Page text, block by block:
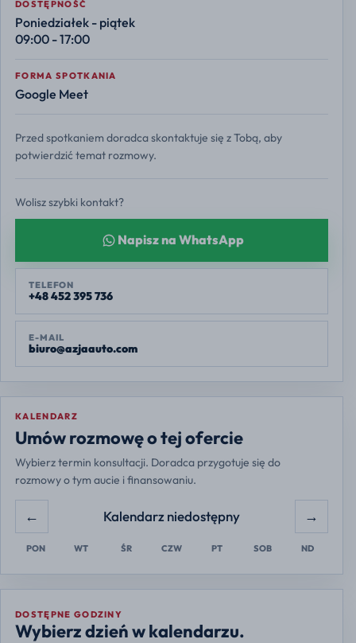
DOSTĘPNOŚĆ
Poniedziałek - piątek
09:00 - 17:00
FORMA SPOTKANIA
Google Meet
Przed spotkaniem doradca skontaktuje się z Tobą, aby
potwierdzić temat rozmowy.
Wolisz szybki kontakt?
Napisz na WhatsApp
TELEFON
+48 452 395 736
E-MAIL
biuro@azjaauto.com
KALENDARZ
Umów rozmowę o tej ofercie
Wybierz termin konsultacji. Doradca przygotuje się do
rozmowy o tym aucie i finansowaniu.
Europe/Warsaw
← Kalendarz niedostępny →
PON WT ŚR CZW PT SOB ND
DOSTĘPNE GODZINY
Wybierz dzień w kalendarzu.